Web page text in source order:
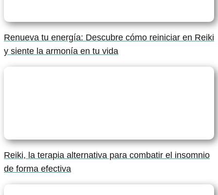
Renueva tu energía: Descubre cómo reiniciar en Reiki
y siente la armonía en tu vida
Reiki, la terapia alternativa para combatir el insomnio
de forma efectiva